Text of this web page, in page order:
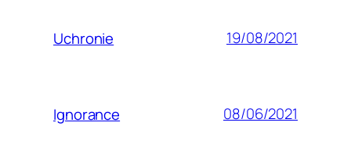
Uchronie 19/08/2021
Ignorance 08/06/2021